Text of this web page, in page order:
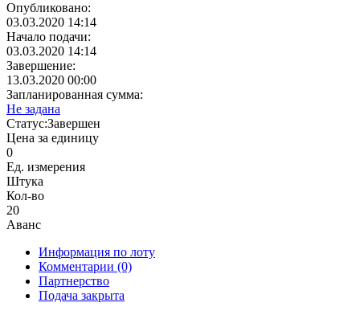
Опубликовано:
03.03.2020 14:14
Начало подачи:
03.03.2020 14:14
Завершение:
13.03.2020 00:00
Запланированная сумма:
Не задана
Статус:Завершен
Цена за единицу
0
Ед. измерения
Штука
Кол-во
20
Аванс
Информация по лоту
Комментарии (0)
Партнерство
Подача закрыта